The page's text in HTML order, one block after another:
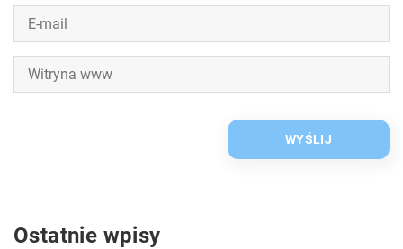
Ostatnie wpisy